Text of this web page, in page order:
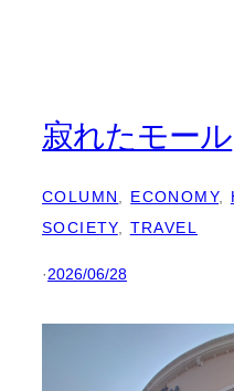
寂れたモール
COLUMN, ECONOMY,
SOCIETY, TRAVEL
·2026/06/28